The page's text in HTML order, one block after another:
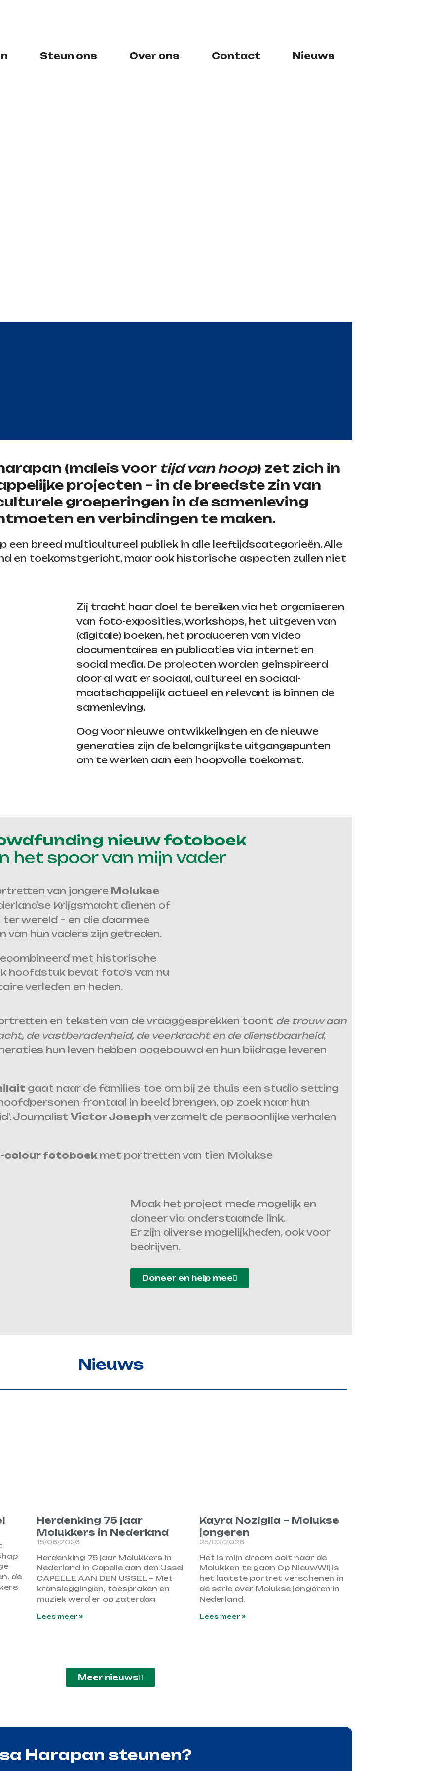
Steun ons Over ons Contact Nieuws
(maleis voor tijd van hoop) zet zich in
projecten – in de breedste zin van
groeperingen in de samenleving
en verbindingen te maken.
een breed multicultureel publiek in alle leeftijdscategorieën. Alle
en toekomstgericht, maar ook historische aspecten zullen niet
Zij tracht haar doel te bereiken via het organiseren
van foto-exposities, workshops, het uitgeven van
(digitale) boeken, het produceren van video
documentaires en publicaties via internet en
social media. De projecten worden geïnspireerd
door al wat er sociaal, cultureel en sociaal-
maatschappelijk actueel en relevant is binnen de
samenleving.
Oog voor nieuwe ontwikkelingen en de nieuwe
generaties zijn de belangrijkste uitgangspunten
om te werken aan een hoopvolle toekomst.
nieuw fotoboek
het spoor van mijn vader
van jongere Molukse
Krijgsmacht dienen of
wereld – en die daarmee
van hun vaders zijn getreden.
met historische
hoofdstuk bevat foto’s van nu
verleden en heden.
en teksten van de vraaggesprekken toont de trouw aan
de vastberadenheid, de veerkracht en de dienstbaarheid,
hun leven hebben opgebouwd en hun bijdrage leveren
gaat naar de families toe om bij ze thuis een studio setting
frontaal in beeld brengen, op zoek naar hun
Journalist Victor Joseph verzamelt de persoonlijke verhalen
colour fotoboek met portretten van tien Molukse
Maak het project mede mogelijk en
doneer via onderstaande link.
Er zijn diverse mogelijkheden, ook voor
bedrijven.
Doneer en help mee
Nieuws
de
Herdenking 75 jaar
Molukkers in Nederland
15/06/2026
Herdenking 75 jaar Molukkers in
Nederland in Capelle aan den IJssel
CAPELLE AAN DEN IJSSEL – Met
kransleggingen, toespraken en
muziek werd er op zaterdag
Lees meer »
Kayra Noziglia – Molukse
jongeren
25/03/2026
Het is mijn droom ooit naar de
Molukken te gaan Op NieuwWij is
het laatste portret verschenen in
de serie over Molukse jongeren in
Nederland.
Lees meer »
Meer nieuws
Harapan steunen?